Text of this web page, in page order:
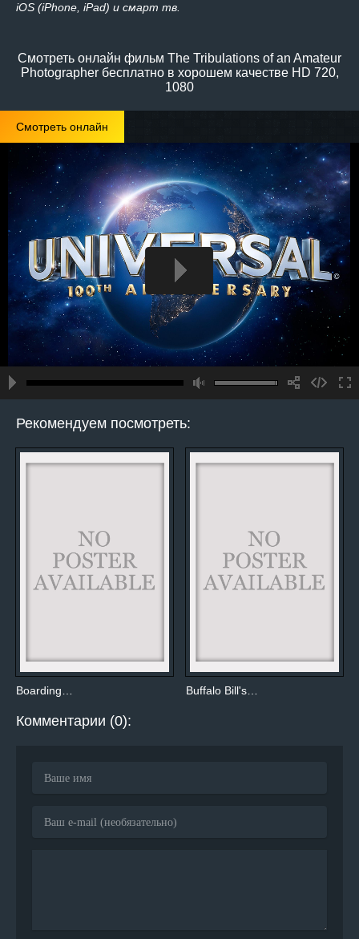
iOS (iPhone, iPad) и смарт тв.
Смотреть онлайн фильм The Tribulations of an Amateur
Photographer бесплатно в хорошем качестве HD 720,
1080
Смотреть онлайн
Рекомендуем посмотреть:
Boarding… Buffalo Bill's…
Комментарии (0):